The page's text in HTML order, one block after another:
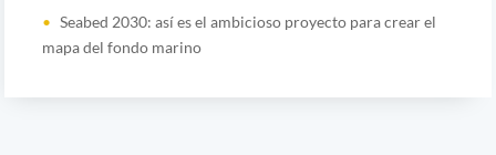
Seabed 2030: así es el ambicioso proyecto para crear el
mapa del fondo marino